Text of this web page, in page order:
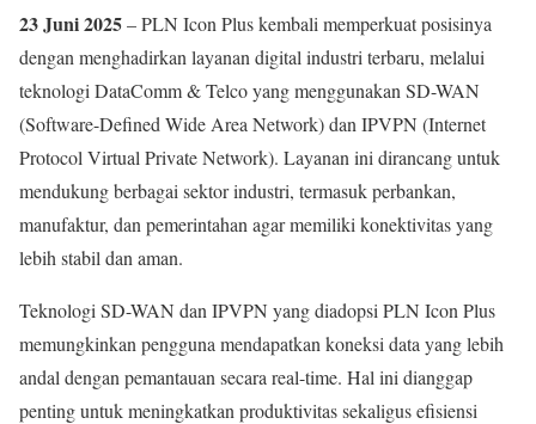
23 Juni 2025– PLN Icon Plus kembali memperkuat posisinya
dengan menghadirkan layanan digital industri terbaru, melalui
teknologi DataComm & Telco yang menggunakan SD-WAN
(Software-Defined Wide Area Network) dan IPVPN (Internet
Protocol Virtual Private Network). Layanan ini dirancang untuk
mendukung berbagai sektor industri, termasuk perbankan,
manufaktur, dan pemerintahan agar memiliki konektivitas yang
lebih stabil dan aman.
Teknologi SD-WAN dan IPVPN yang diadopsi PLN Icon Plus
memungkinkan pengguna mendapatkan koneksi data yang lebih
andal dengan pemantauan secara real-time. Hal ini dianggap
penting untuk meningkatkan produktivitas sekaligus efisiensi